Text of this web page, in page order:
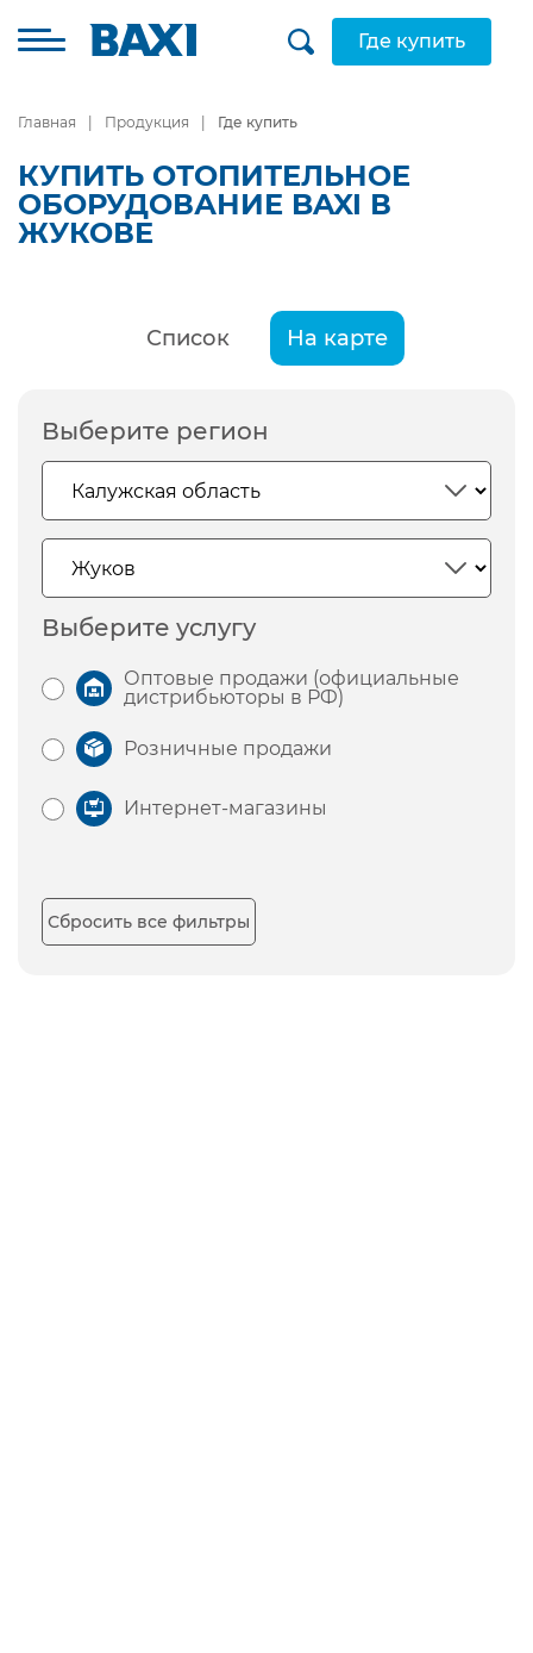
Где купить
Главная Продукция Где купить
КУПИТЬ ОТОПИТЕЛЬНОЕ
ОБОРУДОВАНИЕ BAXI В
ЖУКОВЕ
Список На карте
Выберите регион
Выберите услугу
Оптовые продажи (официальные
дистрибьюторы в РФ)
Розничные продажи
Интернет-магазины
Сбросить все фильтры